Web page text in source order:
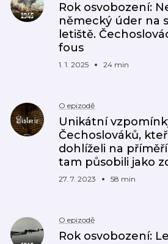
Rok osvobození:
německý úder na
letiště.
fous
1. 1. 2025 24 min
O epizodě
Unikátní
Čechoslováků,
dohlíželi na
tam působili jako
27. 7. 2023 58 min
O epizodě
Rok osvobození: